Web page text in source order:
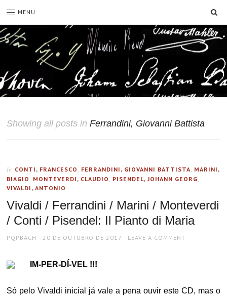
MENU
Showing all posts inFerrandini, Giovanni Battista
In CONTI, FRANCESCO , FERRANDINI, GIOVANNI BATTISTA, MARINI,
BIAGIO , MONTEVERDI, CLAUDIO , PISENDEL, JOHANN GEORG,
VIVALDI, ANTONIO
Vivaldi / Ferrandini / Marini / Monteverdi
/ Conti / Pisendel: Il Pianto di Maria
AUTHOR
PQPBACH
POSTED
20 DE OUTUBRO DE 2017 LEAVE A COMMENT
IM-PER-DÍ-VEL !!!
Só pelo Vivaldi inicial já vale a pena ouvir este CD, mas o